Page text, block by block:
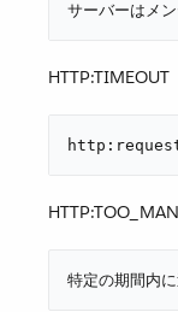
サーバーはメ
HTTP:TIMEOUT
特定の期間内